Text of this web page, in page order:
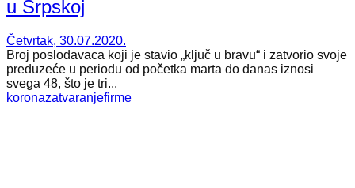
u Srpskoj
Četvrtak, 30.07.2020.
Broj poslodavaca koji je stavio „ključ u bravu“ i zatvorio svoje
preduzeće u periodu od početka marta do danas iznosi
svega 48, što je tri...
koronazatvaranjefirme